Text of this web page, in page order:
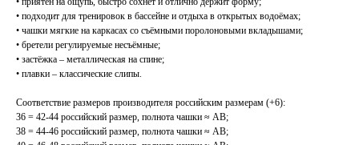
• подходит для тренировок в бассейне и отдыха в открытых водоёмах;
• чашки мягкие на каркасах со съёмными поролоновыми вкладышами;
• бретели регулируемые несъёмные;
• застёжка – металлическая на спине;
• плавки – классические слипы.
Соответствие размеров производителя российским размерам (+6):
36 = 42-44 российский размер, полнота чашки ≈ AB;
38 = 44-46 российский размер, полнота чашки ≈ AB;